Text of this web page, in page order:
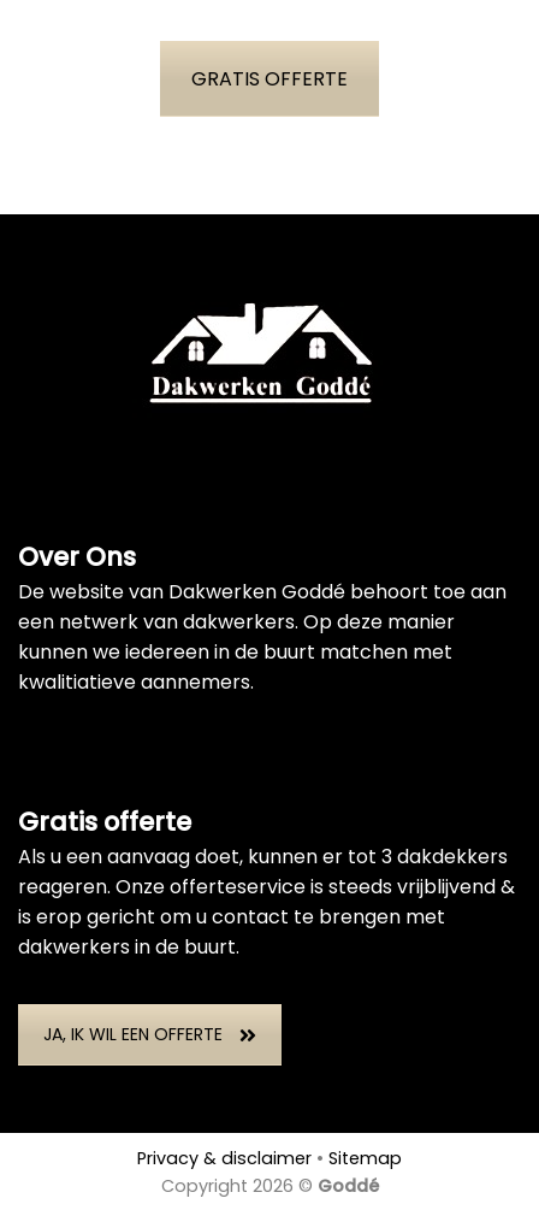
GRATIS OFFERTE
Over Ons
De website van Dakwerken Goddé behoort toe aan
een netwerk van dakwerkers. Op deze manier
kunnen we iedereen in de buurt matchen met
kwalitiatieve aannemers.
Gratis offerte
Als u een aanvaag doet, kunnen er tot 3 dakdekkers
reageren. Onze offerteservice is steeds vrijblijvend &
is erop gericht om u contact te brengen met
dakwerkers in de buurt.
JA, IK WIL EEN OFFERTE
Privacy & disclaimer • Sitemap
Copyright 2026 © Goddé